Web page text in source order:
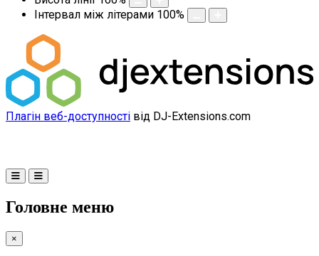
Інтервал між літерами 100%
Плагін веб-доступності від DJ-Extensions.com
Головне меню
×